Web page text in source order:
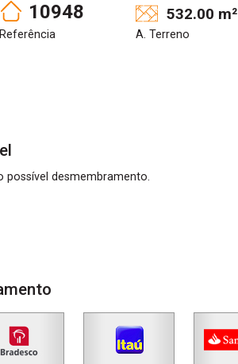
10948
Referência
532.00 m²
A. Terreno
possível desmembramento.